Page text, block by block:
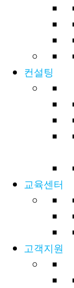
컨설팅
교육센터
고객지원